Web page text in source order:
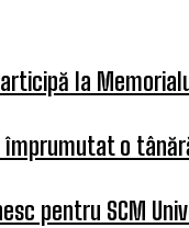
la
împrumutat o
pentru SCM